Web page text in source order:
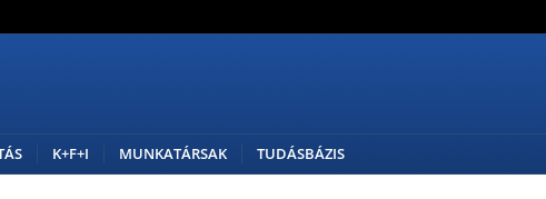
K+F+I MUNKATÁRSAK TUDÁSBÁZIS